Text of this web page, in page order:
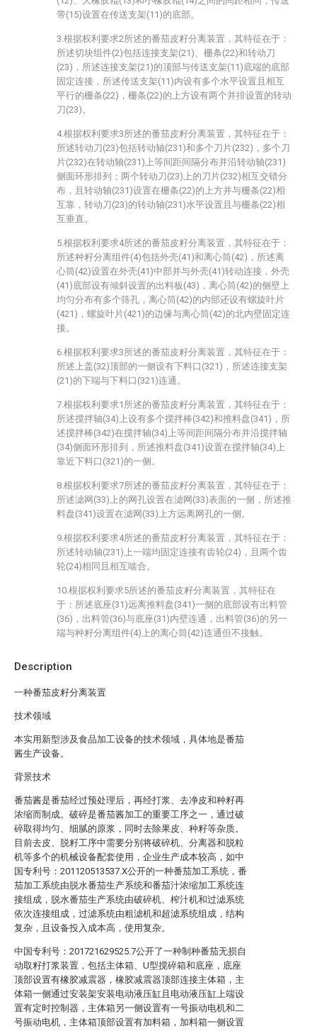
Description
一种番茄皮籽分离装置
技术领域
本实用新型涉及食品加工设备的技术领域，具体地是番茄
酱生产设备。
背景技术
番茄酱是番茄经过预处理后，再经打浆、去净皮和种籽再
浓缩而制成。破碎是番茄酱加工的重要工序之一，通过破
碎取得均匀、细腻的原浆，同时去除果皮、种籽等杂质。
目前去皮、脱籽工序中需要分别将破碎机、分离器和脱粒
机等多个的机械设备配套使用，企业生产成本较高，如中
国专利号：201120513537.X公开的一种番茄加工系统，番
茄加工系统由脱水番茄生产系统和番茄汁浓缩加工系统连
接组成，脱水番茄生产系统由破碎机、榨汁机和过滤系统
依次连接组成，过滤系统由粗滤机和超滤系统组成，结构
复杂，且设备投入成本高，使用复杂。
中国专利号：201721629525.7公开了一种制种番茄无损自
动取籽打浆装置，包括主体箱、U型搅碎箱和底座，底座
顶部设置有橡胶减震器，橡胶减震器顶部连接主体箱，主
体箱一侧通过安装架安装电动液压缸且电动液压缸上端设
置有定时控制器，主体箱另一侧设置有一号振动电机和二
号振动电机，主体箱顶部设置有加料箱，加料箱一侧设置
带(15)设置在传送支架(11)的底部。
3.根据权利要求2所述的番茄皮籽分离装置，其特征在于：
所述切块组件(2)包括连接支架(21)、栅条(22)和转动刀
(23)，所述连接支架(21)的顶部与传送支架(11)底端的底部
固定连接，所述传送支架(11)内设有多个水平设置且相互
平行的栅条(22)，栅条(22)的上方设有两个并排设置的转动
刀(23)。
4.根据权利要求3所述的番茄皮籽分离装置，其特征在于：
所述转动刀(23)包括转动轴(231)和多个刀片(232)，多个刀
片(232)在转动轴(231)上等间距间隔分布并沿转动轴(231)
侧面环形排列；两个转动刀(23)上的刀片(232)相互交错分
布，且转动轴(231)设置在栅条(22)的上方并与栅条(22)相
互靠，转动刀(23)的转动轴(231)水平设置且与栅条(22)相
互垂直。
5.根据权利要求4所述的番茄皮籽分离装置，其特征在于：
所述种籽分离组件(4)包括外壳(41)和离心筒(42)，所述离
心筒(42)设置在外壳(41)中部并与外壳(41)转动连接，外壳
(41)底部设有倾斜设置的出料板(43)，离心筒(42)的侧壁上
均匀分布有多个筛孔，离心筒(42)的内部还设有螺旋叶片
(421)，螺旋叶片(421)的边缘与离心筒(42)的北内壁固定连
接。
6.根据权利要求3所述的番茄皮籽分离装置，其特征在于：
所述上盖(32)顶部的一侧设有下料口(321)，所述连接支架
(21)的下端与下料口(321)连通。
7.根据权利要求1所述的番茄皮籽分离装置，其特征在于：
所述搅拌轴(34)上设有多个搅拌棒(342)和推料盘(341)，所
述搅拌棒(342)在搅拌轴(34)上等间距间隔分布并沿搅拌轴
(34)侧面环形排列，所述推料盘(341)设置在搅拌轴(34)上
靠近下料口(321)的一侧。
8.根据权利要求7所述的番茄皮籽分离装置，其特征在于：
所述滤网(33)上的网孔设置在滤网(33)表面的一侧，所述推
料盘(341)设置在滤网(33)上方远离网孔的一侧。
9.根据权利要求4所述的番茄皮籽分离装置，其特征在于：
所述转动轴(231)上一端均固定连接有齿轮(24)，且两个齿
轮(24)相同且相互啮合。
10.根据权利要求5所述的番茄皮籽分离装置，其特征在
于：所述底座(31)远离推料盘(341)一侧的底部设有出料管
(36)，出料管(36)与底座(31)内壁连通，出料管(36)的另一
端与种籽分离组件(4)上的离心筒(42)连通但不接触。